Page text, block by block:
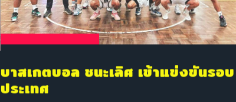
บาสเกตบอล ชนะเลิศ เข้าแข่งขันรอบ
ประเทศ